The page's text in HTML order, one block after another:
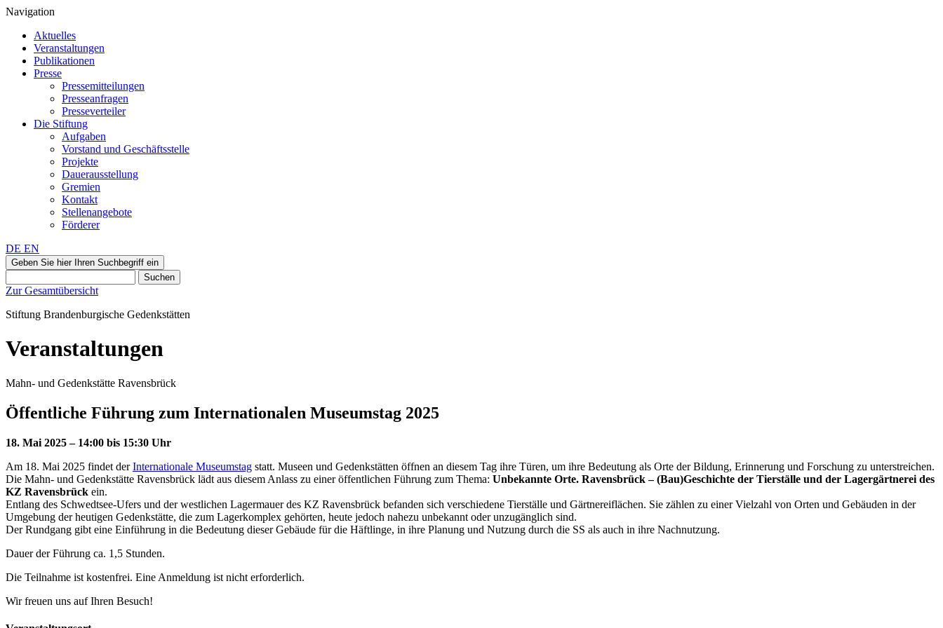
Navigation
Aktuelles
Veranstaltungen
Publikationen
Presse
Pressemitteilungen
Presseanfragen
Presseverteiler
Die Stiftung
Aufgaben
Vorstand und Geschäftsstelle
Projekte
Dauerausstellung
Gremien
Kontakt
Stellenangebote
Förderer
DE EN
Geben Sie hier Ihren Suchbegriff ein
Suchen
Zur Gesamtübersicht
Stiftung Brandenburgische Gedenkstätten
Veranstaltungen
Mahn- und Gedenkstätte Ravensbrück
Öffentliche Führung zum Internationalen Museumstag 2025
18. Mai 2025 – 14:00 bis 15:30 Uhr
Am 18. Mai 2025 findet derInternationale Museumstag statt. Museen und Gedenkstätten öffnen an diesem Tag ihre Türen, um ihre Bedeutung als Orte der Bildung, Erinnerung und Forschung zu unterstreichen.
Die Mahn- und Gedenkstätte Ravensbrück lädt aus diesem Anlass zu einer öffentlichen Führung zum Thema: Unbekannte Orte. Ravensbrück – (Bau)Geschichte der Tierställe und der Lagergärtnerei des
KZ Ravensbrück ein.
Entlang des Schwedtsee-Ufers und der westlichen Lagermauer des KZ Ravensbrück befanden sich verschiedene Tierställe und Gärtnereiflächen. Sie zählen zu einer Vielzahl von Orten und Gebäuden in der
Umgebung der heutigen Gedenkstätte, die zum Lagerkomplex gehörten, heute jedoch nahezu unbekannt oder unzugänglich sind.
Der Rundgang gibt eine Einführung in die Bedeutung dieser Gebäude für die Häftlinge, in ihre Planung und Nutzung durch die SS als auch in ihre Nachnutzung.
Dauer der Führung ca. 1,5 Stunden.
Die Teilnahme ist kostenfrei. Eine Anmeldung ist nicht erforderlich.
Wir freuen uns auf Ihren Besuch!